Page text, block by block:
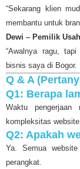
“Sekarang klien
membantu untuk
Dewi – Pemilik
“Awalnya ragu,
bisnis saya di Bogor.
Q & A
Q1: Berapa
Waktu
kompleksitas
Q2: Apakah
Ya. Semua
perangkat.